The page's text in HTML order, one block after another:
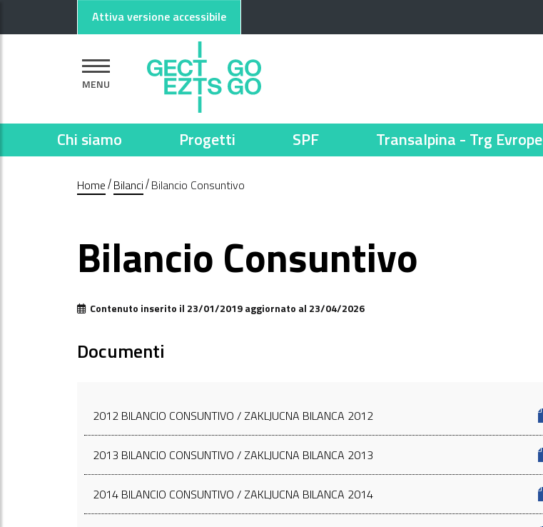
Attiva versione accessibile
MENU
Chi siamo Progetti SPF Transalpina - Trg Evrope
Home Bilanci Bilancio Consuntivo
Bilancio Consuntivo
Contenuto inserito il 23/01/2019 aggiornato al 23/04/2026
Documenti
2012 BILANCIO CONSUNTIVO / ZAKLJUCNA BILANCA 2012
2013 BILANCIO CONSUNTIVO / ZAKLJUCNA BILANCA 2013
2014 BILANCIO CONSUNTIVO / ZAKLJUCNA BILANCA 2014